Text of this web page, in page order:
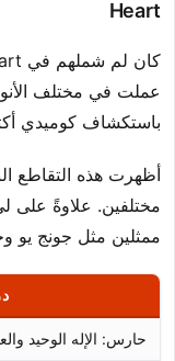
Heart
عملت في مختلف
باستكشاف كوميدي
أظهرت هذه التقاطع
مختلفين. علاوةً
ممثلين مثل جونج يو
حارس: الإله الوحيد